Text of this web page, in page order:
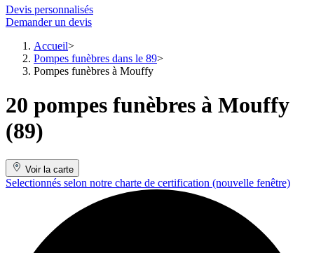
Devis personnalisés
Demander un devis
Accueil
Pompes funèbres dans le 89
Pompes funèbres à Mouffy
20 pompes funèbres à Mouffy
(89)
Voir la carte
Selectionnés selon notre charte de certification (nouvelle fenêtre)